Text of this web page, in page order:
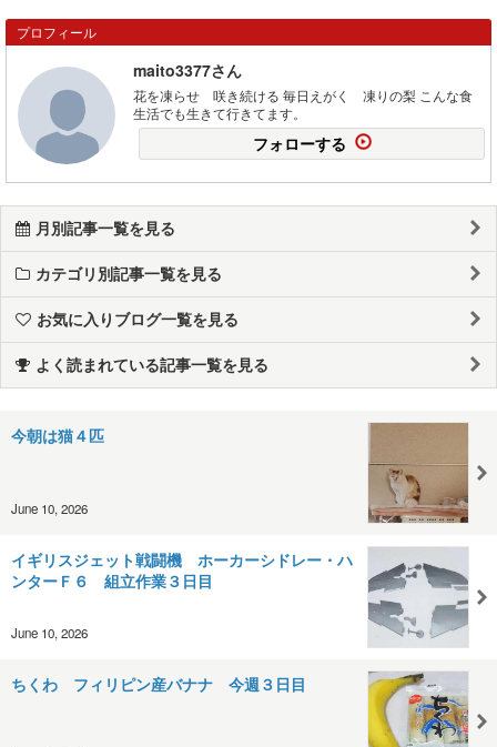
プロフィール
maito3377さん
花を凍らせ 咲き続ける 毎日えがく 凍りの梨 こんな食
生活でも生きて行きてます。
フォローする
月別記事一覧を見る
カテゴリ別記事一覧を見る
お気に入りブログ一覧を見る
よく読まれている記事一覧を見る
今朝は猫４匹
June 10, 2026
イギリスジェット戦闘機 ホーカーシドレー・ハ
ンターＦ６ 組立作業３日目
June 10, 2026
ちくわ フィリピン産バナナ 今週３日目